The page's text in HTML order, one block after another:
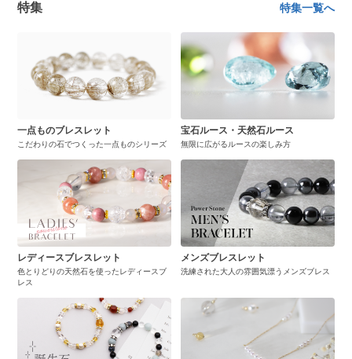
特集 特集一覧へ
一点ものブレスレット
こだわりの石でつくった一点ものシリーズ
宝石ルース・天然石ルース
無限に広がるルースの楽しみ方
レディースブレスレット
色とりどりの天然石を使ったレディースブ
レス
メンズブレスレット
洗練された大人の雰囲気漂うメンズブレス